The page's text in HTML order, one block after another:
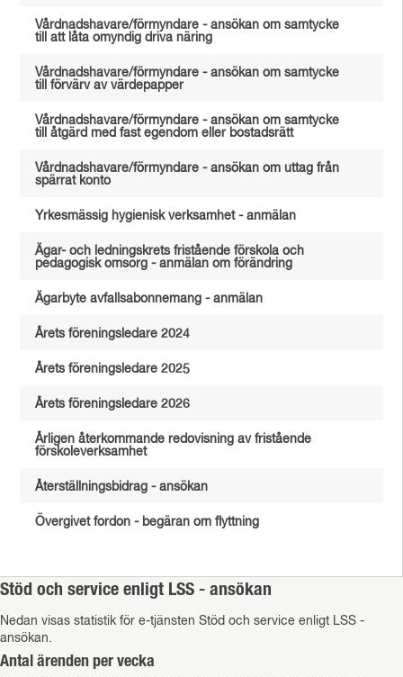
Vårdnadshavare/förmyndare - ansökan om samtycke
till att låta omyndig driva näring
Vårdnadshavare/förmyndare - ansökan om samtycke
till förvärv av värdepapper
Vårdnadshavare/förmyndare - ansökan om samtycke
till åtgärd med fast egendom eller bostadsrätt
Vårdnadshavare/förmyndare - ansökan om uttag från
spärrat konto
Yrkesmässig hygienisk verksamhet - anmälan
Ägar- och ledningskrets fristående förskola och
pedagogisk omsorg - anmälan om förändring
Ägarbyte avfallsabonnemang - anmälan
Årets föreningsledare 2024
Årets föreningsledare 2025
Årets föreningsledare 2026
Årligen återkommande redovisning av fristående
förskoleverksamhet
Återställningsbidrag - ansökan
Övergivet fordon - begäran om flyttning
Stöd och service enligt LSS - ansökan
Nedan visas statistik för e-tjänsten Stöd och service enligt LSS -
ansökan.
Antal ärenden per vecka